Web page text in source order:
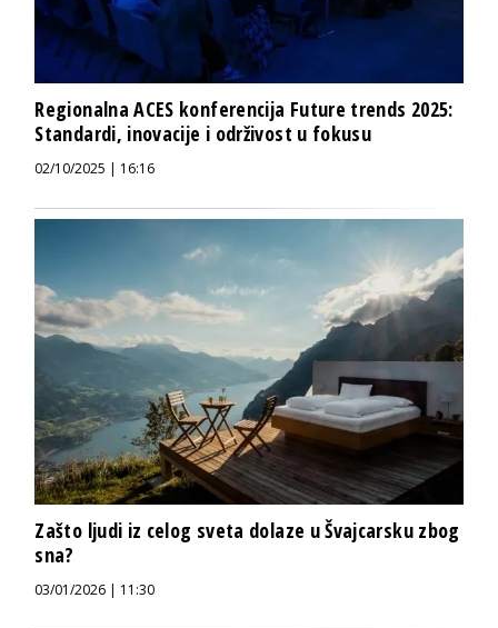
Regionalna ACES konferencija Future trends 2025:
Standardi, inovacije i održivost u fokusu
02/10/2025 | 16:16
Zašto ljudi iz celog sveta dolaze u Švajcarsku zbog
sna?
03/01/2026 | 11:30